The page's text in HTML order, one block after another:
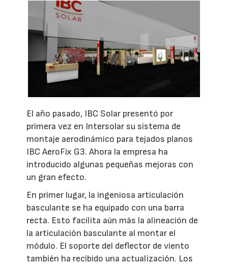
El año pasado, IBC Solar presentó por
primera vez en Intersolar su sistema de
montaje aerodinámico para tejados planos
IBC AeroFix G3. Ahora la empresa ha
introducido algunas pequeñas mejoras con
un gran efecto.
En primer lugar, la ingeniosa articulación
basculante se ha equipado con una barra
recta. Esto facilita aún más la alineación de
la articulación basculante al montar el
módulo. El soporte del deflector de viento
también ha recibido una actualización. Los